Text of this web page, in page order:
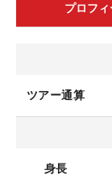
プロフ
ツアー通算
身長